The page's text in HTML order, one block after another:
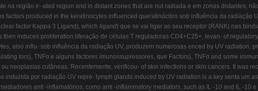
região ir- ated region and in distant zones that are not radiada e em zonas distantes,
produced in the keratinocytes influenced queratinócitos sob influência da radiação
factor Kappa 3 Ligand), which ligand) que se vai ligar ao seu receptor (RANK) nas
induces proliferation liferação de células T reguladoras CD4+C25+, levan- of
also influ- sob influência da radiação UV, produzem numerosas enced by UV radiation,
tors), TNFα e alguns factores imunossupressores, que Factors), TNFα and some
neoplasias cutâneas. Recentemente, verificou- of skin infections or skin cancers. It was
por radiação UV repre- lymph glands induced by UV radiation is a key senta um
anti -inflamatórios, como anti -inflammatory mediators, such as IL -10 and IL -10 e